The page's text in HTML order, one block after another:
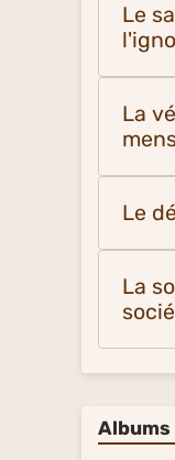
Le
La
Le
La